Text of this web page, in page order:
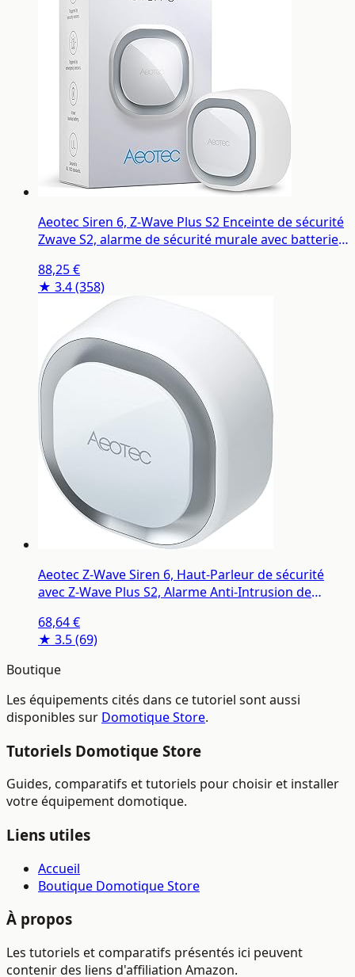
Aeotec Siren 6, Z-Wave Plus S2 Enceinte de sécurité
Zwave S2, alarme de sécurité murale avec batterie
88,25 €
★ 3.4(358)
Aeotec Z-Wave Siren 6, Haut-Parleur de sécurité
avec Z-Wave Plus S2, Alarme Anti-Intrusion de
Secours, 110dB, ZW164
68,64 €
★ 3.5(69)
Boutique
Les équipements cités dans ce tutoriel sont aussi
disponibles sur Domotique Store.
Tutoriels Domotique Store
Guides, comparatifs et tutoriels pour choisir et installer
votre équipement domotique.
Liens utiles
Accueil
Boutique Domotique Store
À propos
Les tutoriels et comparatifs présentés ici peuvent
contenir des liens d'affiliation Amazon.